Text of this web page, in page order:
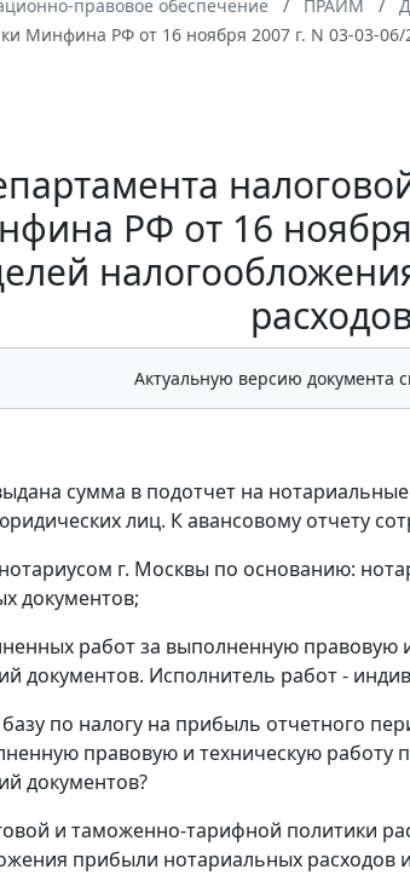
правовое обеспечение ПРАЙМ
Минфина РФ от 16 ноября 2007 г. N 03-03-
РФ от 16
расходов
Актуальную версию документа
сумма в подотчет на
лиц. К авансовому отчету
г. Москвы по основанию:
документов;
работ за выполненную правовую
документов. Исполнитель работ -
по налогу на прибыль отчетного
правовую и техническую работу
документов?
и таможенно-тарифной политики
прибыли нотариальных